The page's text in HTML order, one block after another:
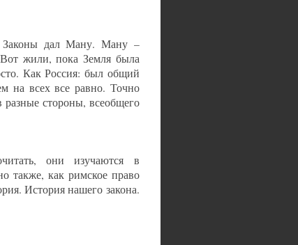
Законы дал Ману. Ману –
Вот жили, пока Земля была
Как Россия: был общий
на всех все равно. Точно
стороны, всеобщего
они изучаются в
также, как римское право
История нашего закона.